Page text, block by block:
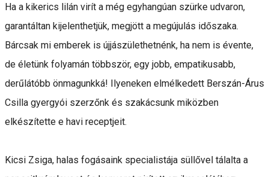
Ha a kikerics lilán virít a még egyhangúan szürke udvaron,
garantáltan kijelenthetjük, megjött a megújulás időszaka.
Bárcsak mi emberek is újjászülethetnénk, ha nem is évente,
de életünk folyamán többször, egy jobb, empatikusabb,
derűlátóbb önmagunkká! Ilyeneken elmélkedett Berszán-Árus
Csilla gyergyói szerzőnk és szakácsunk miközben
elkészítette e havi receptjeit.
Kicsi Zsiga, halas fogásaink specialistája süllővel tálalta a